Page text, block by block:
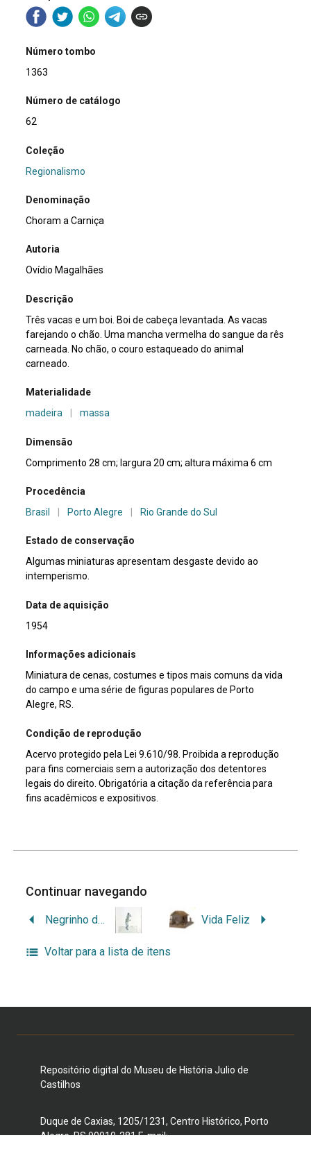
Número tombo
1363
Número de catálogo
62
Coleção
Regionalismo
Denominação
Choram a Carniça
Autoria
Ovídio Magalhães
Descrição
Três vacas e um boi. Boi de cabeça levantada. As vacas
farejando o chão. Uma mancha vermelha do sangue da rês
carneada. No chão, o couro estaqueado do animal
carneado.
Materialidade
madeira
massa
Dimensão
Comprimento 28 cm; largura 20 cm; altura máxima 6 cm
Procedência
Brasil
Porto Alegre Rio Grande do Sul
Estado de conservação
Algumas miniaturas apresentam desgaste devido ao
intemperismo.
Data de aquisição
1954
Informações adicionais
Miniatura de cenas, costumes e tipos mais comuns da vida
do campo e uma série de figuras populares de Porto
Alegre, RS.
Condição de reprodução
Acervo protegido pela Lei 9.610/98. Proibida a reprodução
para fins comerciais sem a autorização dos detentores
legais do direito. Obrigatória a citação da referência para
fins acadêmicos e expositivos.
Continuar navegando
Negrinho do Pastoreio Vida Feliz
Voltar para a lista de itens
Repositório digital do Museu de História Julio de
Castilhos
Duque de Caxias, 1205/1231, Centro Histórico, Porto
Alegre, RS 90010-281 E-mail: